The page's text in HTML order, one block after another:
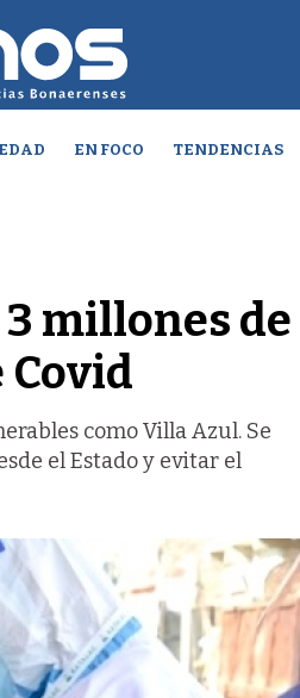
EN FOCO TENDENCIAS
millones de
como Villa Azul. Se
el Estado y evitar el